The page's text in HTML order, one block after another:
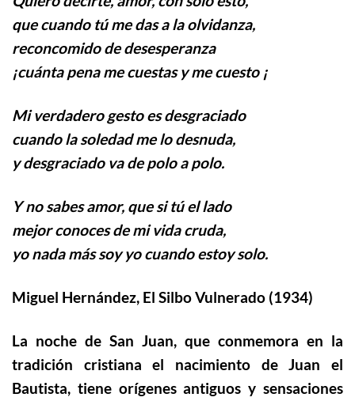
que cuando tú me das a la olvidanza,
reconcomido de desesperanza
¡cuánta pena me cuestas y me cuesto ¡
Mi verdadero gesto es desgraciado
cuando la soledad me lo desnuda,
y desgraciado va de polo a polo.
Y no sabes amor, que si tú el lado
mejor conoces de mi vida cruda,
yo nada más soy yo cuando estoy solo.
Miguel Hernández, El Silbo Vulnerado (1934)
La noche de San Juan, que conmemora en la
tradición cristiana el nacimiento de Juan el
Bautista, tiene orígenes antiguos y sensaciones